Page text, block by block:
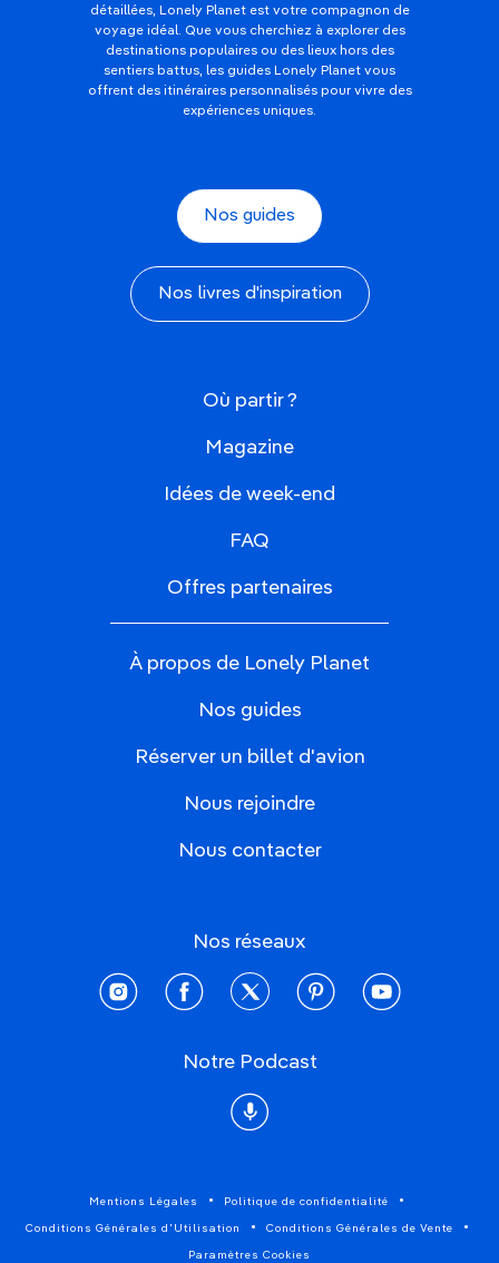
détaillées, Lonely Planet est votre compagnon de
voyage idéal. Que vous cherchiez à explorer des
destinations populaires ou des lieux hors des
sentiers battus, les guides Lonely Planet vous
offrent des itinéraires personnalisés pour vivre des
expériences uniques.
Nos guides
Nos livres d'inspiration
Où partir ?
Magazine
Idées de week-end
FAQ
Offres partenaires
À propos de Lonely Planet
Nos guides
Réserver un billet d'avion
Nous rejoindre
Nous contacter
Nos réseaux
instagramfacebooktwitter pinterestyoutube
Notre Podcast
Podcast
Mentions Légales Politique de confidentialité
Conditions Générales d'Utilisation Conditions Générales de Vente
Paramètres Cookies